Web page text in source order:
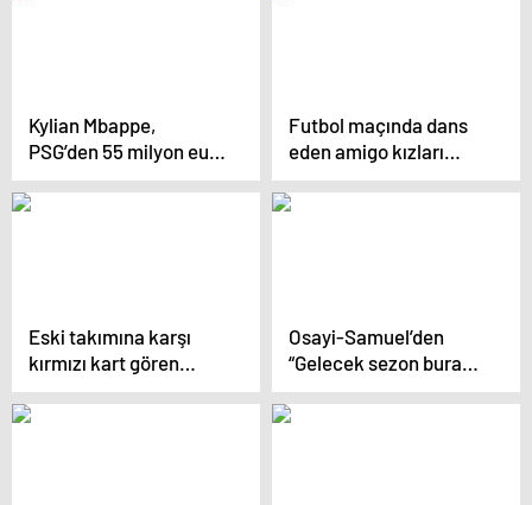
Kylian Mbappe,
PSG’den 55 milyon euro
tazminat kazandı
Futbol maçında dans
eden amigo kızları
yakından çeken
kameraman tepki
Eski takımına karşı
kırmızı kart gören
Mourinho İngiliz
gazetelerine manşet
Osayi-Samuel’den
“Gelecek sezon burada
mısın?” sorusuna
beklenmedik cevap